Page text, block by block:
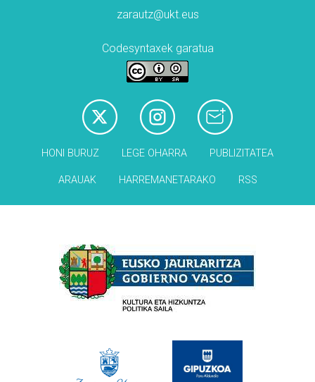
zarautz@ukt.eus
Codesyntaxek garatua
HONI BURUZ LEGE OHARRA PUBLIZITATEA
ARAUAK HARREMANETARAKO RSS